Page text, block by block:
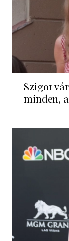
Szigor
minden,